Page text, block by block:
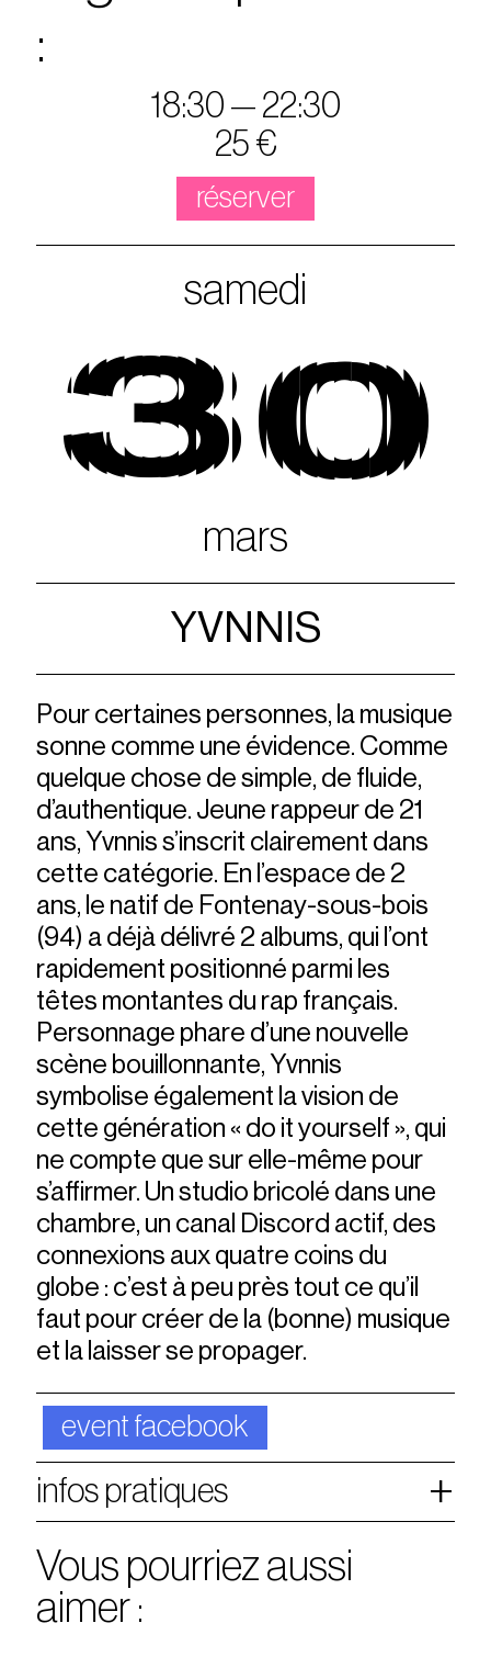
:
18:30 — 22:30
25 €
réserver
samedi
30
mars
YVNNIS
Pour certaines personnes, la musique
sonne comme une évidence. Comme
quelque chose de simple, de ﬂuide,
d’authentique. Jeune rappeur de 21
ans, Yvnnis s’inscrit clairement dans
cette catégorie. En l’espace de 2
ans, le natif de Fontenay-sous-bois
(94) a déjà délivré 2 albums, qui l’ont
rapidement positionné parmi les
têtes montantes du rap français.
Personnage phare d’une nouvelle
scène bouillonnante, Yvnnis
symbolise également la vision de
cette génération « do it yourself », qui
ne compte que sur elle-même pour
s’affirmer. Un studio bricolé dans une
chambre, un canal Discord actif, des
connexions aux quatre coins du
globe : c’est à peu près tout ce qu’il
faut pour créer de la (bonne) musique
et la laisser se propager.
event facebook
infos pratiques
Vous pourriez aussi
aimer :